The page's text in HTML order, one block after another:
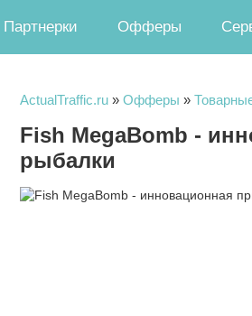
Партнерки Офферы
ActualTraffic.ru » Офферы »
Fish MegaBomb -
рыбалки